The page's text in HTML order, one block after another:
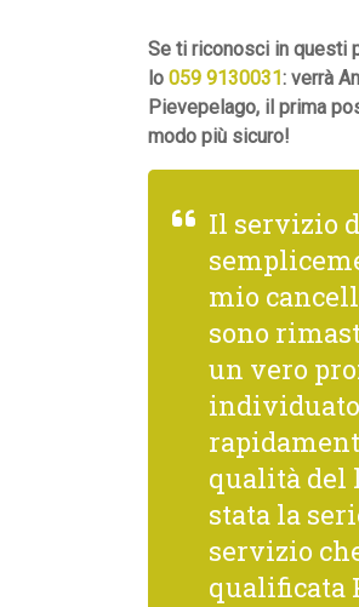
Se ti riconosci in questi
lo 059 9130031 : verrà
Pievepelago, il prima
modo più sicuro!
Il servizio
mio
sono
un vero
qualità del
stata la
servizio
qualificata